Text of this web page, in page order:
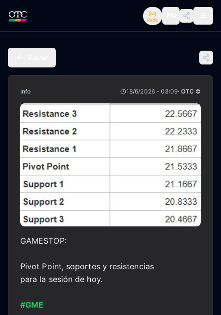
Radio
Info 18/6/2026 - 03:09· OTC ©
GAMESTOP:
Pivot Point, soportes y resistencias
para la sesión de hoy.
#GME